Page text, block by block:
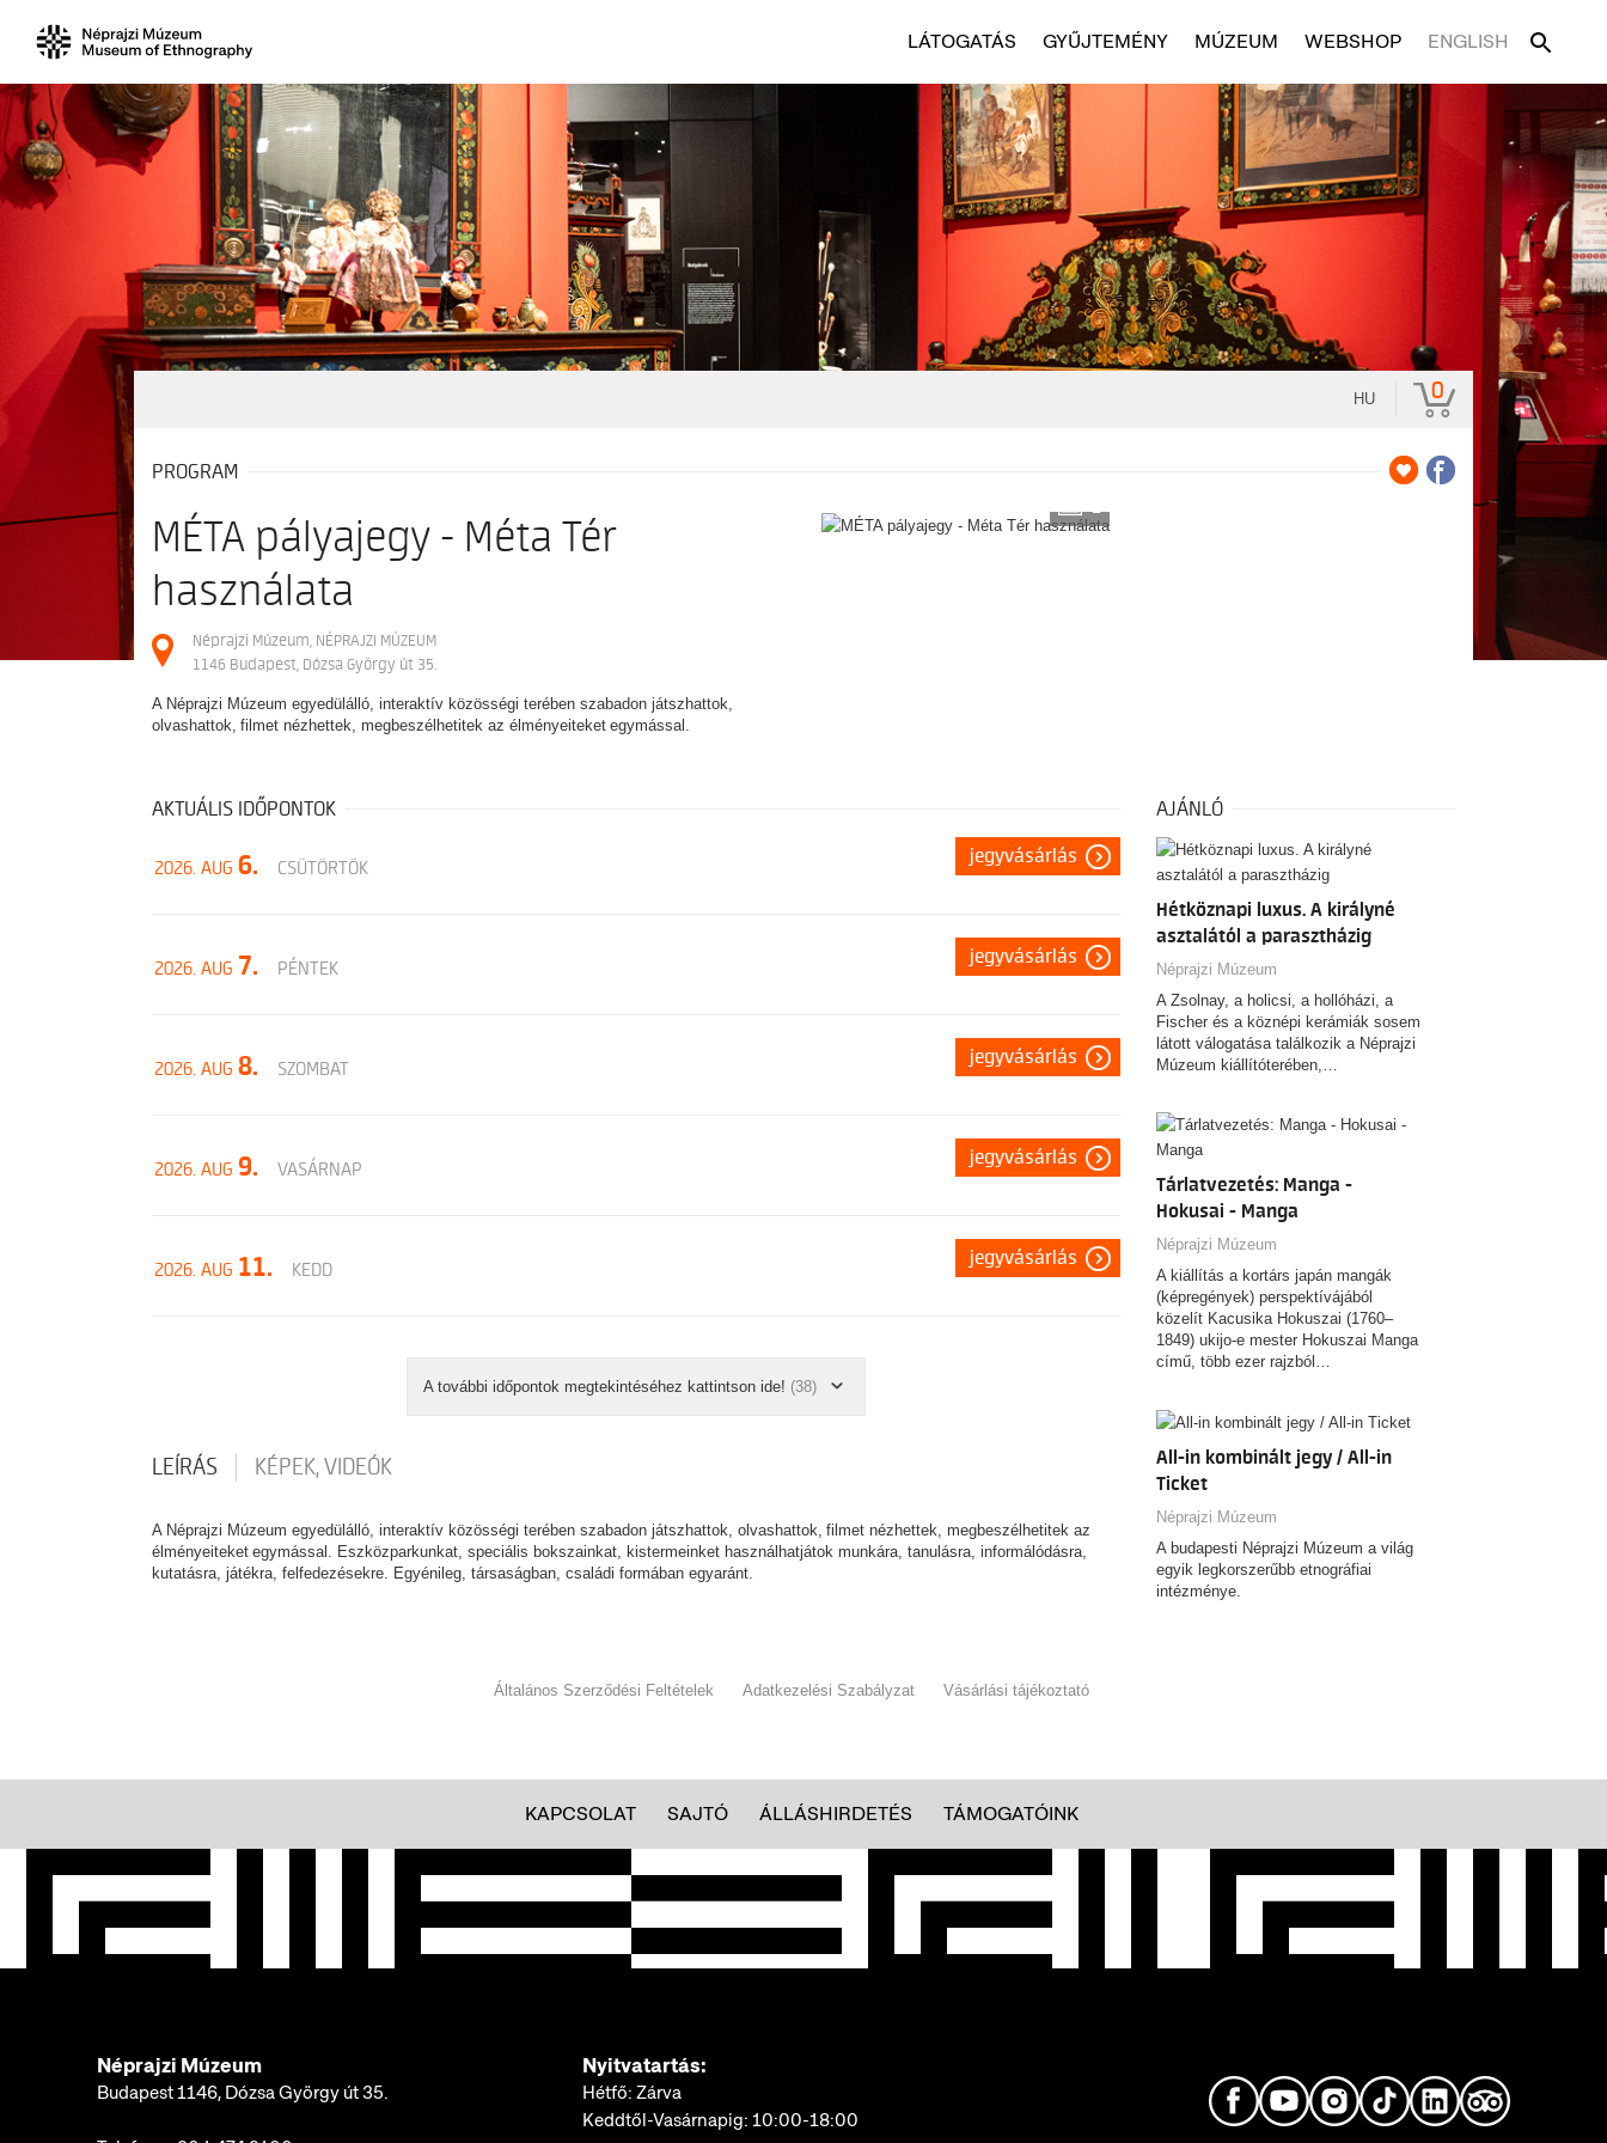
LÁTOGATÁS GYŰJTEMÉNY MÚZEUM WEBSHOP ENGLISH
HU 0
PROGRAM
2
MÉTA pályajegy - Méta Tér
használata
Néprajzi Múzeum, NÉPRAJZI MÚZEUM
1146 Budapest, Dózsa György út 35.
A Néprajzi Múzeum egyedülálló, interaktív közösségi terében szabadon játszhattok,
olvashattok, filmet nézhettek, megbeszélhetitek az élményeiteket egymással.
AKTUÁLIS IDŐPONTOK
2026. AUG 6. CSÜTÖRTÖK
jegyvásárlás
2026. AUG 7. PÉNTEK
jegyvásárlás
2026. AUG 8. SZOMBAT
jegyvásárlás
2026. AUG 9. VASÁRNAP
jegyvásárlás
2026. AUG 11. KEDD
jegyvásárlás
A további időpontok megtekintéséhez kattintson ide! (38)
LEÍRÁS KÉPEK, VIDEÓK
A Néprajzi Múzeum egyedülálló, interaktív közösségi terében szabadon játszhattok, olvashattok, filmet nézhettek, megbeszélhetitek az
élményeiteket egymással. Eszközparkunkat, speciális bokszainkat, kistermeinket használhatjátok munkára, tanulásra, informálódásra,
kutatásra, játékra, felfedezésekre. Egyénileg, társaságban, családi formában egyaránt.
AJÁNLÓ
Hétköznapi luxus. A királyné
asztalától a parasztházig
Néprajzi Múzeum
A Zsolnay, a holicsi, a hollóházi, a
Fischer és a köznépi kerámiák sosem
látott válogatása találkozik a Néprajzi
Múzeum kiállítóterében,…
Tárlatvezetés: Manga -
Hokusai - Manga
Néprajzi Múzeum
A kiállítás a kortárs japán mangák
(képregények) perspektívájából
közelít Kacusika Hokuszai (1760–
1849) ukijo-e mester Hokuszai Manga
című, több ezer rajzból…
All-in kombinált jegy / All-in
Ticket
Néprajzi Múzeum
A budapesti Néprajzi Múzeum a világ
egyik legkorszerűbb etnográfiai
intézménye.
Általános Szerződési Feltételek Adatkezelési Szabályzat Vásárlási tájékoztató
KAPCSOLAT SAJTÓ ÁLLÁSHIRDETÉS TÁMOGATÓINK
Néprajzi Múzeum
Budapest 1146, Dózsa György út 35.
Nyitvatartás:
Hétfő: Zárva
Keddtől-Vasárnapig: 10:00-18:00